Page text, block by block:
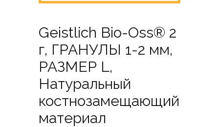
Geistlich Bio-Oss® 2
г, ГРАНУЛЫ 1-2 мм,
РАЗМЕР L,
Натуральный
костнозамещающий
материал